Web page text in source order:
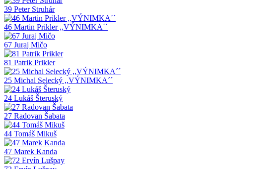
39 Peter Struhár
46 Martin Prikler ,,VÝNIMKA´´
67 Juraj Mičo
81 Patrik Prikler
25 Michal Selecký ,,VÝNIMKA´´
24 Lukáš Šteruský
27 Radovan Šabata
44 Tomáš Mikuš
47 Marek Kanda